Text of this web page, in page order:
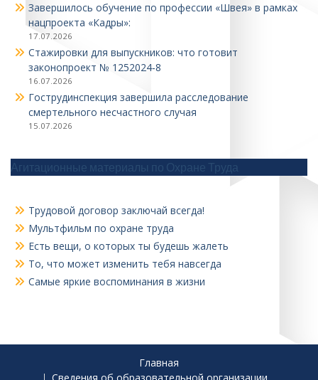
Завершилось обучение по профессии «Швея» в рамках
нацпроекта «Кадры»:
17.07.2026
Стажировки для выпускников: что готовит
законопроект № 1252024‑8
16.07.2026
Гострудинспекция завершила расследование
смертельного несчастного случая
15.07.2026
Агитационные материалы по Охране Труда
Трудовой договор заключай всегда!
Мультфильм по охране труда
Есть вещи, о которых ты будешь жалеть
То, что может изменить тебя навсегда
Самые яркие воспоминания в жизни
Главная